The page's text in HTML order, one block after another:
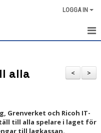
LOGGA IN
>
<
alla
Grenverket och Ricoh IT-
till alla spelare i laget för
till lagkassan.